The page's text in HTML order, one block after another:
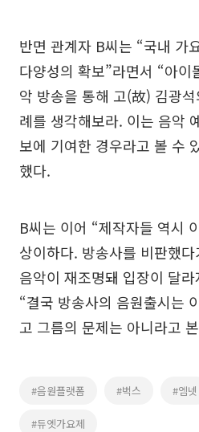
반면 관계자 B씨는 “국내 가
다양성의 확보”라면서 “아
악 방송을 통해 고(故) 김광
례를 생각해보라. 이는 음악
보에 기여한 경우라고 볼 수
했다.
B씨는 이어 “제작자들 역시
상이하다. 방송사를 비판했
음악이 재조명돼 입장이 달
“결국 방송사의 음원출시는
고 그름의 문제는 아니라고
#음원플랫폼 #벅스 #엠넷
#듀엣가요제